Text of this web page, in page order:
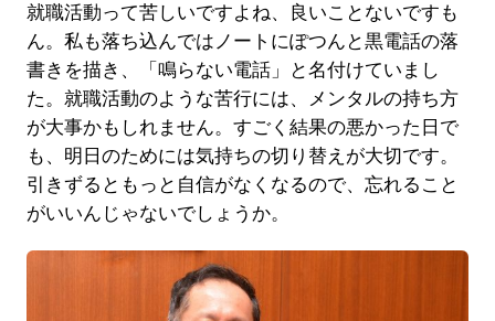
就職活動って苦しいですよね、良いことないですも
ん。私も落ち込んではノートにぽつんと黒電話の落
書きを描き、「鳴らない電話」と名付けていまし
た。就職活動のような苦行には、メンタルの持ち方
が大事かもしれません。すごく結果の悪かった日で
も、明日のためには気持ちの切り替えが大切です。
引きずるともっと自信がなくなるので、忘れること
がいいんじゃないでしょうか。